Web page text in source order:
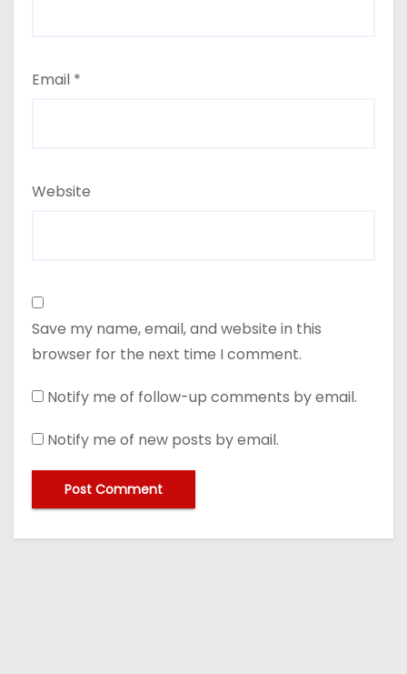
Email *
Website
Save my name, email, and website in this
browser for the next time I comment.
Notify me of follow-up comments by email.
Notify me of new posts by email.